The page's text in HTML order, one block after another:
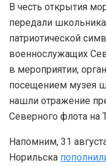
В честь открытия
передали
патриотической
военнослужащих
в мероприятии,
посещением музея
нашли отражение
Северного флота на
Напомним, 31
Норильска